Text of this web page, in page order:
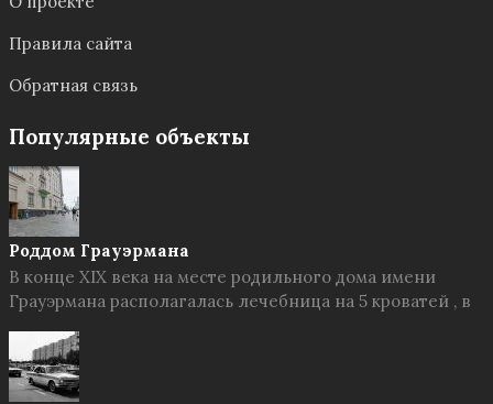
Правила сайта
Обратная связь
Популярные объекты
Роддом Грауэрмана
В конце XIX века на месте родильного дома имени
Грауэрмана располагалась лечебница на 5 кроватей , в